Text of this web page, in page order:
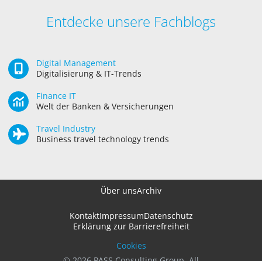
Entdecke unsere Fachblogs
Digital Management
Digitalisierung & IT-Trends
Finance IT
Welt der Banken & Versicherungen
Travel Industry
Business travel technology trends
Über unsArchiv
KontaktImpressumDatenschutz
Erklärung zur Barrierefreiheit
Cookies